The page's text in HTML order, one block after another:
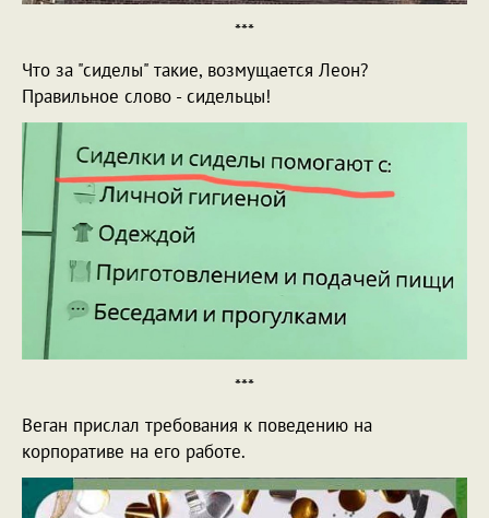
***
Что за "сиделы" такие, возмущается Леон?
Правильное слово - сидельцы!
***
Веган прислал требования к поведению на
корпоративе на его работе.